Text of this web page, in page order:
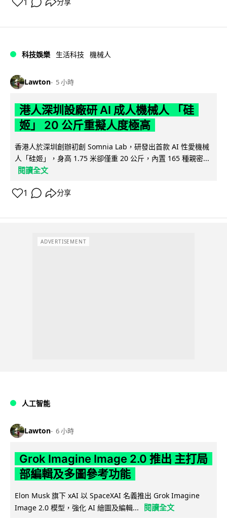
科技娛樂 生活科技 機械人
Lawton 5 小時
港人深圳設廠研 AI 成人機械人 「硅
姬」 20 公斤重擬人度極高
香港人於深圳創辦初創 Somnia Lab，研發出首款 AI 性愛機械
人「硅姬」，身高 1.75 米卻僅重 20 公斤，內置 165 種親密...
閱讀全文
1 分享
ADVERTISEMENT
人工智能
Lawton 6 小時
Grok Imagine Image 2.0 推出 主打局
部編輯及多圖參考功能
Elon Musk 旗下 xAI 以 SpaceXAI 名義推出 Grok Imagine
Image 2.0 模型，強化 AI 繪圖及編輯...
閱讀全文